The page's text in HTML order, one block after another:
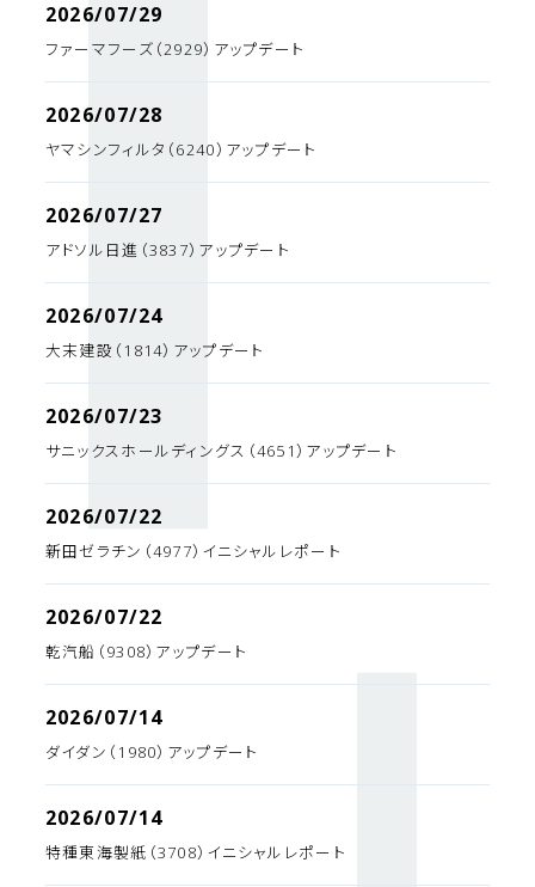
2026/07/29
ファーマフーズ（2929）アップデート
2026/07/28
ヤマシンフィルタ（6240）アップデート
2026/07/27
アドソル日進（3837）アップデート
2026/07/24
大末建設（1814）アップデート
2026/07/23
サニックスホールディングス（4651）アップデート
2026/07/22
新田ゼラチン（4977）イニシャルレポート
2026/07/22
乾汽船（9308）アップデート
2026/07/14
ダイダン（1980）アップデート
2026/07/14
特種東海製紙（3708）イニシャルレポート